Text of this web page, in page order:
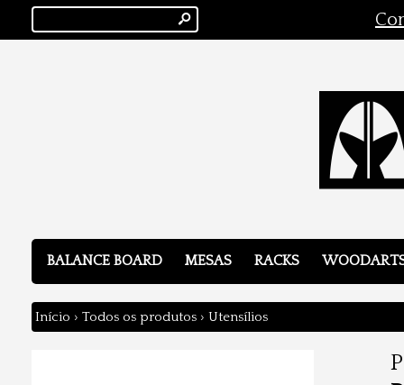
s
BALANCE BOARD MESAS RACKS
Início › Todos os produtos › Utensílios